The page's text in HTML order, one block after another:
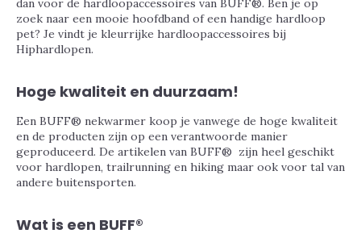
dan voor de hardloopaccessoires van BUFF®. Ben je op
zoek naar een mooie hoofdband of een handige hardloop
pet? Je vindt je kleurrijke hardloopaccessoires bij
Hiphardlopen.
Hoge kwaliteit en duurzaam!
Een BUFF® nekwarmer koop je vanwege de hoge kwaliteit
en de producten zijn op een verantwoorde manier
geproduceerd. De artikelen van BUFF® zijn heel geschikt
voor hardlopen, trailrunning en hiking maar ook voor tal van
andere buitensporten.
Wat is een BUFF®